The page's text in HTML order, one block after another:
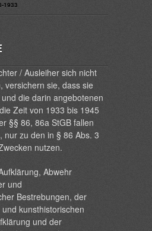
1933
/ Ausleiher sich nicht
versichern sie, dass sie
die darin angebotenen
Zeit von 1933 bis 1945
§§ 86, 86a StGB fallen
nur zu den in § 86 Abs. 3
nutzen.
Abwehr
und
Bestrebungen, der
kunsthistorischen
und der